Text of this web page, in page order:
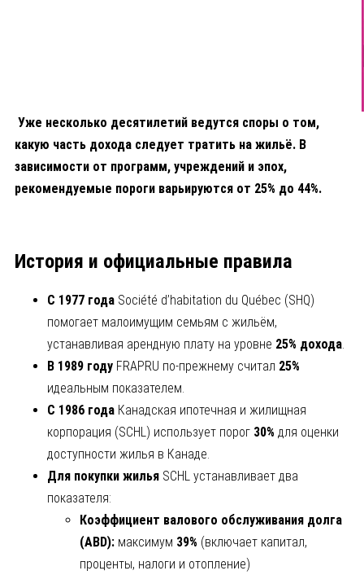
Уже несколько десятилетий ведутся споры о том,
какую часть дохода следует тратить на жильё. В
зависимости от программ, учреждений и эпох,
рекомендуемые пороги варьируются от 25% до 44%.
История и официальные правила
С 1977 года Société d’habitation du Québec (SHQ)
помогает малоимущим семьям с жильём,
устанавливая арендную плату на уровне 25% дохода.
В 1989 году FRAPRU по-прежнему считал 25%
идеальным показателем.
С 1986 года Канадская ипотечная и жилищная
корпорация (SCHL) использует порог 30% для оценки
доступности жилья в Канаде.
Для покупки жилья SCHL устанавливает два
показателя:
Коэффициент валового обслуживания долга
(ABD): максимум 39% (включает капитал,
проценты, налоги и отопление)